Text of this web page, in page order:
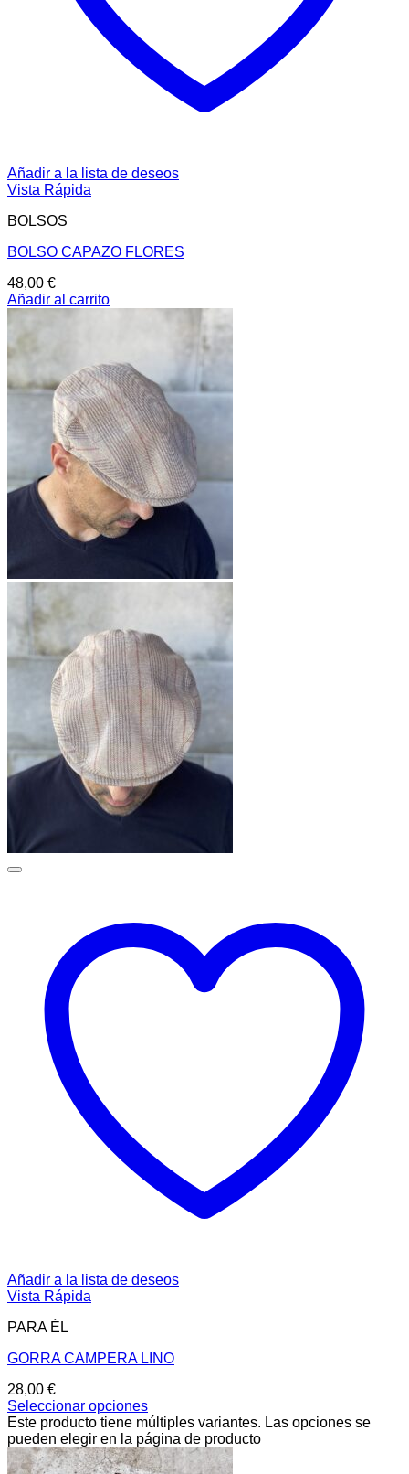
Añadir a la lista de deseos
Vista Rápida
BOLSOS
BOLSO CAPAZO FLORES
48,00 €
Añadir al carrito
Añadir a la lista de deseos
Vista Rápida
PARA ÉL
GORRA CAMPERA LINO
28,00 €
Seleccionar opciones
Este producto tiene múltiples variantes. Las opciones se
pueden elegir en la página de producto